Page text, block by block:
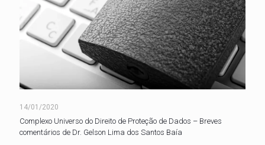
14/01/2020
Complexo Universo do Direito de Proteção de Dados – Breves
comentários de Dr. Gelson Lima dos Santos Baía